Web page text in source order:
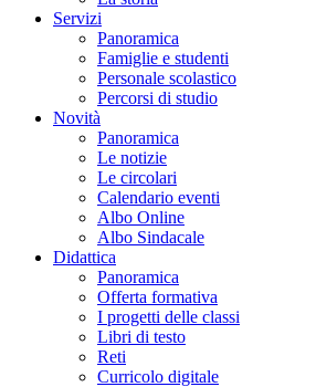
Servizi
Panoramica
Famiglie e studenti
Personale scolastico
Percorsi di studio
Novità
Panoramica
Le notizie
Le circolari
Calendario eventi
Albo Online
Albo Sindacale
Didattica
Panoramica
Offerta formativa
I progetti delle classi
Libri di testo
Reti
Curricolo digitale